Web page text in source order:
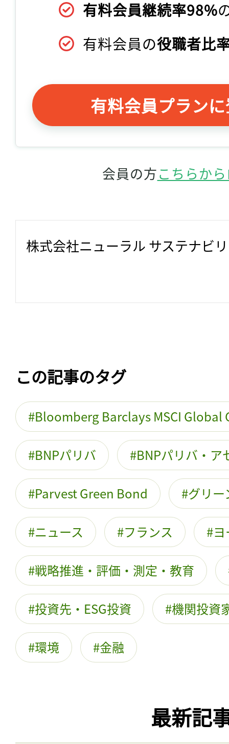
有料会員継続率98%
有料会員の役職者比
有料会員プラン
会員の方こちらか
株式会社ニューラル サステナビ
この記事のタグ
Bloomberg Barclays MSCI Global
BNPパリバ BNPパリバ・ア
Parvest Green Bond グリー
ニュース フランス
戦略推進・評価・測定・教育
投資先・ESG投資 機関投資
環境 金融
最新記